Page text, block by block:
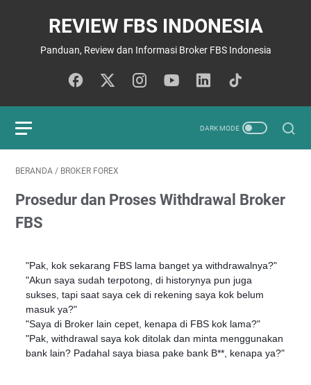
REVIEW FBS INDONESIA
Panduan, Review dan Informasi Broker FBS Indonesia
BERANDA / BROKER FOREX
Prosedur dan Proses Withdrawal Broker
FBS
"Pak, kok sekarang FBS lama banget ya withdrawalnya?"
"Akun saya sudah terpotong, di historynya pun juga
sukses, tapi saat saya cek di rekening saya kok belum
masuk ya?"
"Saya di Broker lain cepet, kenapa di FBS kok lama?"
"Pak, withdrawal saya kok ditolak dan minta menggunakan
bank lain? Padahal saya biasa pake bank B**, kenapa ya?"